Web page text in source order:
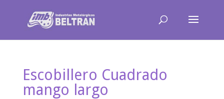
Escobillero Cuadrado
mango largo